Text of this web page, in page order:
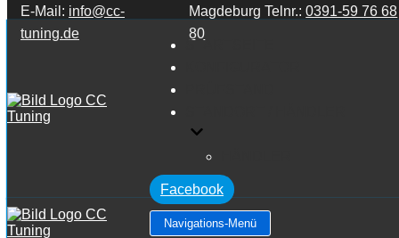
Zum Inhalt springen
E-Mail: info@cc-
tuning.de
Magdeburg Telnr.:0391-59 76 68
80
STARTSEITE
Facebook
Navigations-Menü